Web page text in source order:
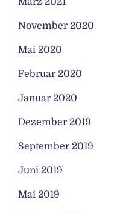
November 2020
Mai 2020
Februar 2020
Januar 2020
Dezember 2019
September 2019
Juni 2019
Mai 2019